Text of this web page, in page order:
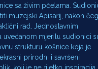
sa živim pčelama.
muzejski Apisarij, nakon
rad. Jednostavnim
uvećanom mjerilu sudionici
strukturu košnice koja je
prirodni i savršeni